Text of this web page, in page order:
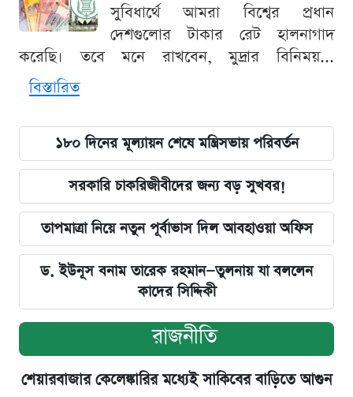
সুবিধার্থে আমরা বিশ্বের প্রধান
দেশগুলোর টাকার রেট হালনাগাদ
করেছি। তবে মনে রাখবেন, মুদ্রার বিনিময়...
বিস্তারিত
১৮০ দিনের মূল্যায়ন শেষে মন্ত্রিসভায় পরিবর্তন
সরকারি চাকরিজীবীদের জন্য বড় সুখবর!
তাপমাত্রা নিয়ে নতুন পূর্বাভাস দিল আবহাওয়া অফিস
ড. ইউনূস বনাম তারেক রহমান—তুলনায় যা বললেন
কাদের সিদ্দিকী
রাজনীতি
শেয়ারবাজার কেলেঙ্কারির মধ্যেই সাকিবের বাড়িতে আগুন